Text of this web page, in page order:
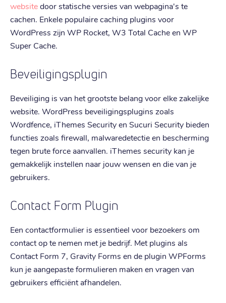
websitedoor statische versies van webpagina's te
cachen. Enkele populaire caching plugins voor
WordPress zijn WP Rocket, W3 Total Cache en WP
Super Cache.
Beveiligingsplugin
Beveiliging is van het grootste belang voor elke zakelijke
website. WordPress beveiligingsplugins zoals
Wordfence, iThemes Security en Sucuri Security bieden
functies zoals firewall, malwaredetectie en bescherming
tegen brute force aanvallen. iThemes security kan je
gemakkelijk instellen naar jouw wensen en die van je
gebruikers.
Contact Form Plugin
Een contactformulier is essentieel voor bezoekers om
contact op te nemen met je bedrijf. Met plugins als
Contact Form 7, Gravity Forms en de plugin WPForms
kun je aangepaste formulieren maken en vragen van
gebruikers efficiënt afhandelen.